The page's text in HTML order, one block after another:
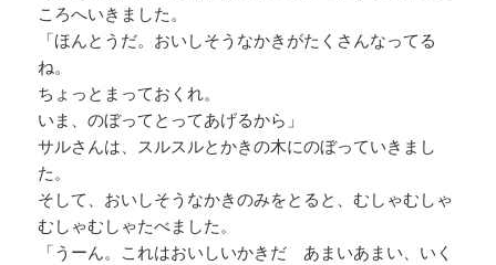
ころへいきました。
「ほんとうだ。おいしそうなかきがたくさんなってる
ね。
ちょっとまっておくれ。
いま、のぼってとってあげるから」
サルさんは、スルスルとかきの木にのぼっていきまし
た。
そして、おいしそうなかきのみをとると、むしゃむしゃ
むしゃむしゃたべました。
「うーん。これはおいしいかきだ あまいあまい、いく